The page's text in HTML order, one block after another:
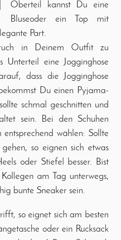
Oberteil kannst Du eine
Bluseoder ein Top mit
Part.
in Deinem Outfit zu
Unterteil eine Jogginghose
dass die Jogginghose
Du einen Pyjama-
schmal geschnitten und
sein. Bei den Schuhen
wählen: Sollte
so eignen sich etwas
oder Stiefel besser. Bist
am Tag unterwegs,
bunte Sneaker sein.
so eignet sich am besten
oder ein Rucksack